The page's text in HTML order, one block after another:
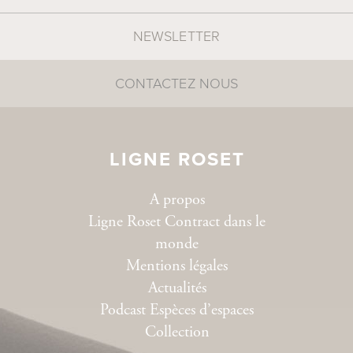
LIGNE ROSET
A propos
Ligne Roset Contract dans le
monde
Mentions légales
Actualités
Podcast Espèces d’espaces
Collection
NEWSLETTER
CONTACTEZ NOUS